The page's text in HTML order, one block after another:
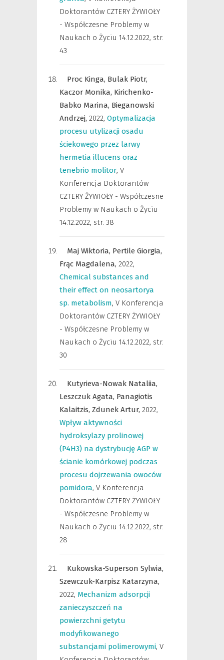
Doktorantów CZTERY ŻYWIOŁY
- Współczesne Problemy w
Naukach o Życiu 14.12.2022, str.
43
Proc Kinga, Bulak Piotr,
Kaczor Monika, Kirichenko-
Babko Marina, Bieganowski
Andrzej, 2022, Optymalizacja
procesu utylizacji osadu
ściekowego przez larwy
hermetia illucens oraz
tenebrio molitor, V
Konferencja Doktorantów
CZTERY ŻYWIOŁY - Współczesne
Problemy w Naukach o Życiu
14.12.2022, str. 38
Maj Wiktoria, Pertile Giorgia,
Frąc Magdalena, 2022,
Chemical substances and
their effect on neosartorya
sp. metabolism, V Konferencja
Doktorantów CZTERY ŻYWIOŁY
- Współczesne Problemy w
Naukach o Życiu 14.12.2022, str.
30
Kutyrieva-Nowak Nataliia,
Leszczuk Agata, Panagiotis
Kalaitzis, Zdunek Artur, 2022,
Wpływ aktywności
hydroksylazy prolinowej
(P4H3) na dystrybucję AGP w
ścianie komórkowej podczas
procesu dojrzewania owoców
pomidora, V Konferencja
Doktorantów CZTERY ŻYWIOŁY
- Współczesne Problemy w
Naukach o Życiu 14.12.2022, str.
28
Kukowska-Superson Sylwia,
Szewczuk-Karpisz Katarzyna,
2022, Mechanizm adsorpcji
zanieczyszczeń na
powierzchni getytu
modyfikowanego
substancjami polimerowymi, V